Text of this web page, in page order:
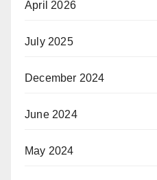
April 2026
July 2025
December 2024
June 2024
May 2024